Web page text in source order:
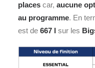
places car, aucune
au programme. En
est de 667 l sur les